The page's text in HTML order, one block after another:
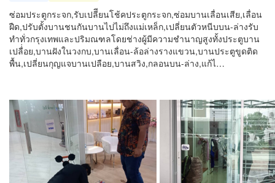
ซ่อมประตูกระจก,รับเปลีี่ยนโช้คประตูกระจก,ซ่อมบานเลื่อนเสีย,เลื่อน
ฝืด,ปรับตั้งบานชนกันบานไปไม่ถึงแม่เหล็ก,เปลี่ยนตัวหนีบบน-ล่างรับ
ทำทั่วกรุงเทพและปริมณฑลโดยช่างผู้มีความชำนาญสูงทั้งประตูบาน
เปลื่่อย,บานฝังในวงกบ,บานเลื่อน-ล้อล่างรางแขวน,บานประตูขูดติด
พื้น,เปลี่ยนกุญแจบานเปลือย,บานสวิง,กลอนบน-ล่าง,แก้ไ…